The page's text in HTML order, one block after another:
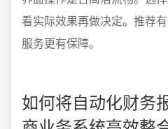
看实际效果再做决定。推荐
服务更有保障。
如何将自动化财务